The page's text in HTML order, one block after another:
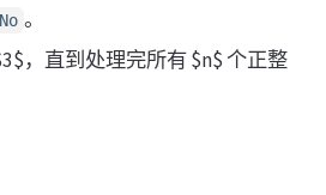
No 。
，直到处理完所有 $n$ 个正整